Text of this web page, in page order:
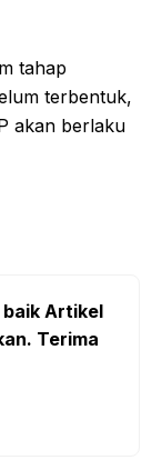
tahap
terbentuk,
akan berlaku
Artikel
Terima